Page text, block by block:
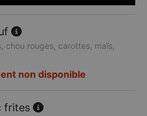
chou rouges, carottes, maïs,
non disponible
frites